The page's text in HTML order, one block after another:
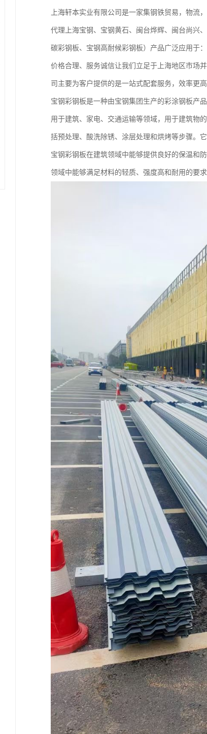
上海轩本实业有限公司是一家集钢铁贸易，物流
代理上海宝钢、宝钢黄石、闽台烨辉、闽台尚兴
碳彩钢板、宝钢高耐候彩钢板）产品广泛应用于
价格合理、服务诚信让我们立足于上海地区市场
司主要为客户提供的是一站式配套服务，效率更
宝钢彩钢板是一种由宝钢集团生产的彩涂钢板产
用于建筑、家电、交通运输等领域，用于建筑物
括预处理、酸洗除锈、涂层处理和烘烤等步骤。
宝钢彩钢板在建筑领域中能够提供良好的保温和
领域中能够满足材料的轻质、强度高和耐用的要求